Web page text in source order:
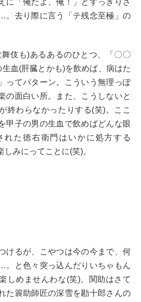
。去り際に言う「テ残念至極」の
伎も)あるあるのひとつ、「〇〇
血(肝臓とかも)を飲めば、病はた
ってパターン。こういう無理っぽ
の面白い所。また、こうしないと
終わらなかったりする(笑)。ここ
甲子の男の生血で飲めばどんな眼
れた徳右衛門はいかに処方する
みにってことに(笑)。
けるが、こやつは今の今まで、何
。と色々突っ込んだりいちゃもん
しめませんわな(笑)。関助はさて
た簑助師匠の深雪を勘十郎さんの